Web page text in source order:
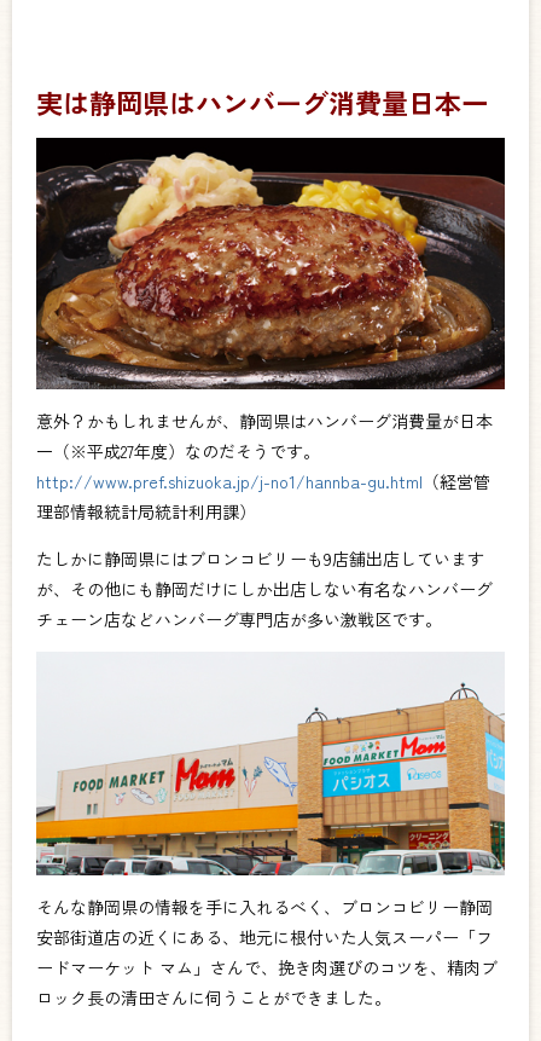
実は静岡県はハンバーグ消費量日本一
意外？かもしれませんが、静岡県はハンバーグ消費量が日本
一（※平成27年度）なのだそうです。
http://www.pref.shizuoka.jp/j-no1/hannba-gu.html （経営管
理部情報統計局統計利用課）
たしかに静岡県にはブロンコビリーも9店舗出店しています
が、その他にも静岡だけにしか出店しない有名なハンバーグ
チェーン店などハンバーグ専門店が多い激戦区です。
そんな静岡県の情報を手に入れるべく、ブロンコビリー静岡
安部街道店の近くにある、地元に根付いた人気スーパー「フ
ードマーケット マム」さんで、挽き肉選びのコツを、精肉ブ
ロック長の清田さんに伺うことができました。